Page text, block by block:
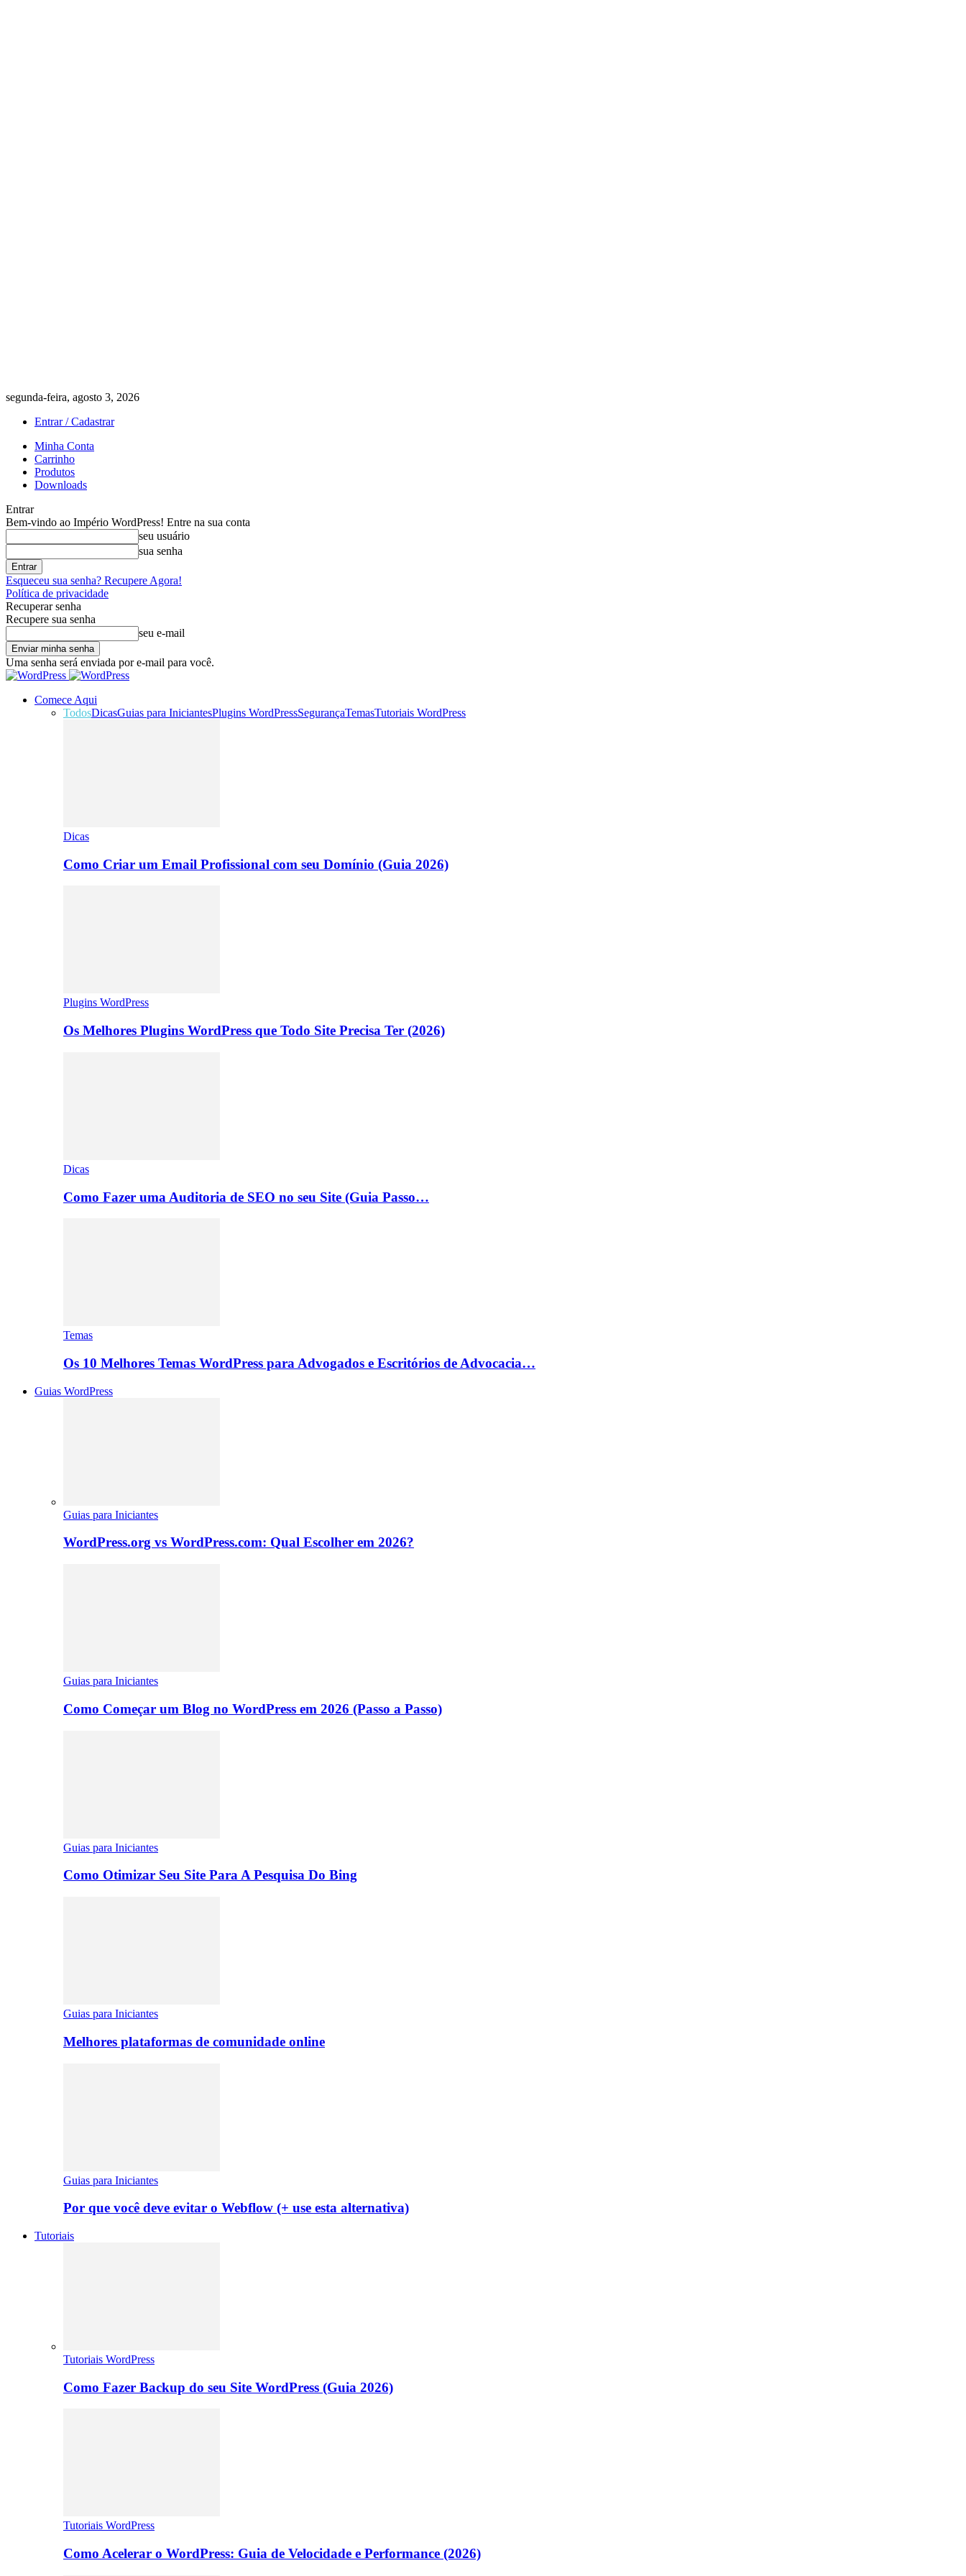
segunda-feira, agosto 3, 2026
Entrar / Cadastrar
Minha Conta
Carrinho
Produtos
Downloads
Entrar
Bem-vindo ao Império WordPress! Entre na sua conta
seu usuário
sua senha
Esqueceu sua senha? Recupere Agora!
Política de privacidade
Recuperar senha
Recupere sua senha
seu e-mail
Uma senha será enviada por e-mail para você.
Comece Aqui
TodosDicasGuias para IniciantesPlugins WordPressSegurançaTemasTutoriais WordPress
Dicas
Como Criar um Email Profissional com seu Domínio (Guia 2026)
Plugins WordPress
Os Melhores Plugins WordPress que Todo Site Precisa Ter (2026)
Dicas
Como Fazer uma Auditoria de SEO no seu Site (Guia Passo…
Temas
Os 10 Melhores Temas WordPress para Advogados e Escritórios de Advocacia…
Guias WordPress
Guias para Iniciantes
WordPress.org vs WordPress.com: Qual Escolher em 2026?
Guias para Iniciantes
Como Começar um Blog no WordPress em 2026 (Passo a Passo)
Guias para Iniciantes
Como Otimizar Seu Site Para A Pesquisa Do Bing
Guias para Iniciantes
Melhores plataformas de comunidade online
Guias para Iniciantes
Por que você deve evitar o Webflow (+ use esta alternativa)
Tutoriais
Tutoriais WordPress
Como Fazer Backup do seu Site WordPress (Guia 2026)
Tutoriais WordPress
Como Acelerar o WordPress: Guia de Velocidade e Performance (2026)